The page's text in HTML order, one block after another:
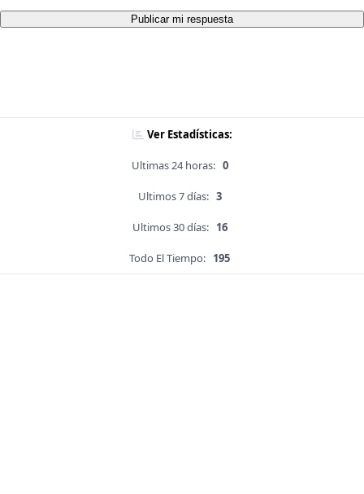
Publicar mi respuesta
Ver Estadísticas:
Ultimas 24 horas: 0
Ultimos 7 días: 3
Ultimos 30 días: 16
Todo El Tiempo: 195